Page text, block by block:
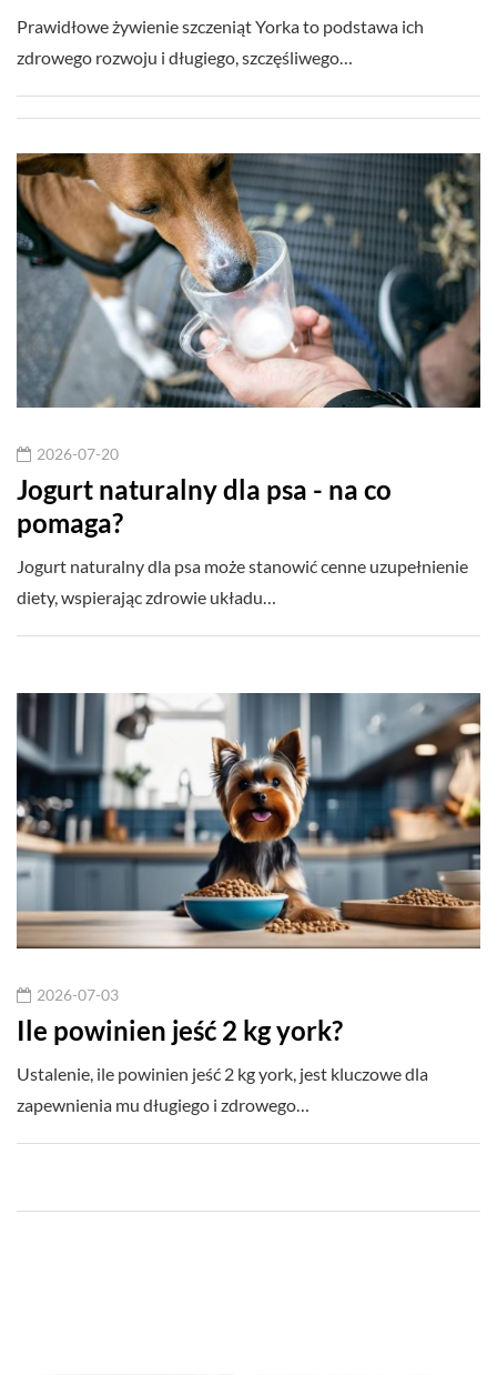
Prawidłowe żywienie szczeniąt Yorka to podstawa ich
zdrowego rozwoju i długiego, szczęśliwego…
2026-07-20
Jogurt naturalny dla psa - na co
pomaga?
Jogurt naturalny dla psa może stanowić cenne uzupełnienie
diety, wspierając zdrowie układu…
2026-07-03
Ile powinien jeść 2 kg york?
Ustalenie, ile powinien jeść 2 kg york, jest kluczowe dla
zapewnienia mu długiego i zdrowego…